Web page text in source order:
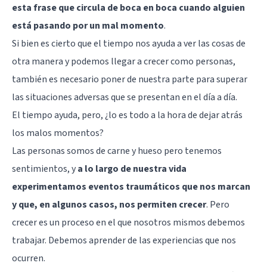
esta frase que circula de boca en boca cuando alguien
está pasando por un mal momento.
Si bien es cierto que el tiempo nos ayuda a ver las cosas de
otra manera y podemos llegar a crecer como personas,
también es necesario poner de nuestra parte para superar
las situaciones adversas que se presentan en el día a día.
El tiempo ayuda, pero, ¿lo es todo a la hora de dejar atrás
los malos momentos?
Las personas somos de carne y hueso pero tenemos
sentimientos, ya lo largo de nuestra vida
experimentamos eventos traumáticos que nos marcan
y que, en algunos casos, nos permiten crecer. Pero
crecer es un proceso en el que nosotros mismos debemos
trabajar. Debemos aprender de las experiencias que nos
ocurren.